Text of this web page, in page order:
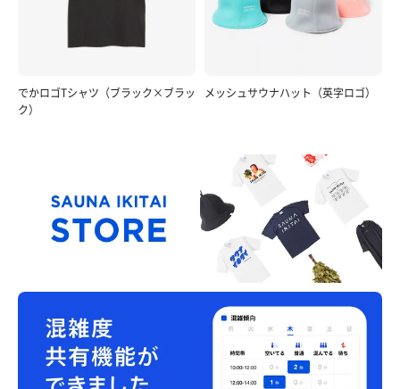
でかロゴTシャツ（ブラック×ブラッ
ク）
メッシュサウナハット（英字ロゴ）